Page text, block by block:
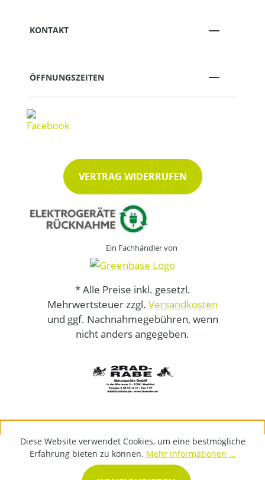
KONTAKT
ÖFFNUNGSZEITEN
VERTRAG WIDERRUFEN
Ein Fachhändler von
* Alle Preise inkl. gesetzl.
Mehrwertsteuer zzgl. Versandkosten
und ggf. Nachnahmegebühren, wenn
nicht anders angegeben.
Diese Website verwendet Cookies, um eine bestmögliche
Erfahrung bieten zu können. Mehr Informationen ...